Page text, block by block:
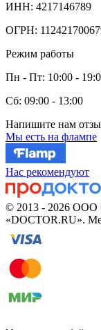
ИНН: 4217146789
ОГРН:
Режим работы
Пн - Пт: 10:00 -
Сб: 09:00 - 13:00
Напишите нам
Мы есть на флампе
Нас рекомендуют
© 2013 - 2026 ООО
«DOCTOR.RU».